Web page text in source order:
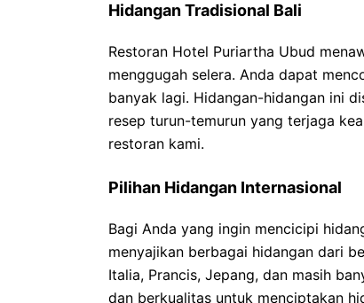
Hidangan Tradisional Bali
Restoran Hotel Puriartha Ubud
menggugah selera. Anda dapat
banyak lagi. Hidangan-hidangan ini
resep turun-temurun yang terjaga
restoran kami.
Pilihan Hidangan Internasional
Bagi Anda yang ingin mencicipi
menyajikan berbagai hidangan dari
Italia, Prancis, Jepang, dan masih
dan berkualitas untuk menciptakan